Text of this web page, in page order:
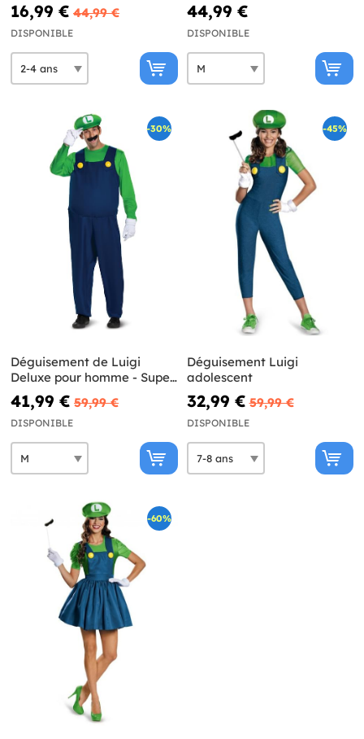
16,99 € 44,99 €
DISPONIBLE
44,99 €
DISPONIBLE
-30%
Déguisement de Luigi
Deluxe pour homme - Super
Mario Bros
41,99 € 59,99 €
DISPONIBLE
-45%
Déguisement Luigi
adolescent
32,99 € 59,99 €
DISPONIBLE
-60%